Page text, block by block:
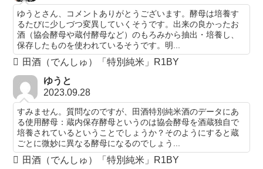
ゆうとさん、コメントありがとうございます。酵母は培養す
るたびに少しづつ変異していくそうです。出来の良かったお
酒（協会酵母や蔵付酵母など）のもろみから抽出・培養し、
保存したものを使われているそうです。明...
田酒（でんしゅ）「特別純米」R1BY
ゆうと
2023.09.28
すみません。質問なのですが、田酒特別純米酒のデータにあ
る使用酵母：蔵内保存酵母というのは協会酵母を酒蔵独自で
培養されているということでしょうか？そのようにすると蔵
ごとに微妙に異なる酵母になるのでしょう...
田酒（でんしゅ）「特別純米」R1BY